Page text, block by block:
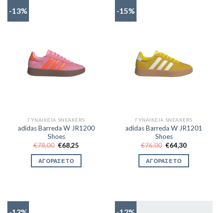
-13%
ΓΥΝΑΙΚΕΊΑ SNEAKERS
adidas Barreda W JR1200
Shoes
€78,00 Original
price
was:
€78,00.
€68,25
τιμή
ΑΓΟΡΑΣΕ ΤΟ
-15%
ΓΥΝΑΙΚΕΊΑ SNEAKERS
adidas Barreda W JR1201
Shoes
€76,00 Original
price
was:
€76,00.
€64,30Η
τιμή
ΑΓΟΡΑΣΕ ΤΟ